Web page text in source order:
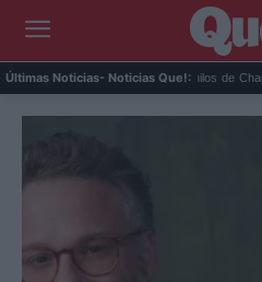
Últimas Noticias- Noticias Que!:
destapa que los vinilos de Charli XCX...